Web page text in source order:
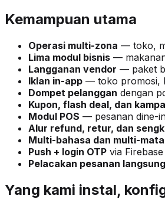
Kemampuan utama
Operasi multi-zona — toko,
Lima modul bisnis —
Langganan vendor — paket
Iklan in-app — toko promosi,
Dompet pelanggan dengan
Kupon, flash deal, dan
Modul POS — pesanan dine-
Alur refund, retur, dan
Multi-bahasa dan multi-
Push + login OTP via
Pelacakan pesanan langsung
Yang kami instal,